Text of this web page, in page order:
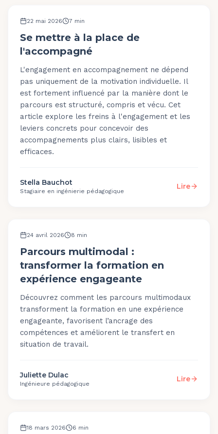
MÉTHODOLOGIE
22 mai 2026 7 min
Se mettre à la place de
l'accompagné
L'engagement en accompagnement ne dépend
pas uniquement de la motivation individuelle. Il
est fortement influencé par la manière dont le
parcours est structuré, compris et vécu. Cet
article explore les freins à l'engagement et les
leviers concrets pour concevoir des
accompagnements plus clairs, lisibles et
efficaces.
Stella Bauchot
Stagiaire en ingénierie pédagogique
Lire
MÉTHODOLOGIE
24 avril 2026 8 min
Parcours multimodal :
transformer la formation en
expérience engageante
Découvrez comment les parcours multimodaux
transforment la formation en une expérience
engageante, favorisent l’ancrage des
compétences et améliorent le transfert en
situation de travail.
Juliette Dulac
Ingénieure pédagogique
Lire
MÉTHODOLOGIE
18 mars 2026 6 min